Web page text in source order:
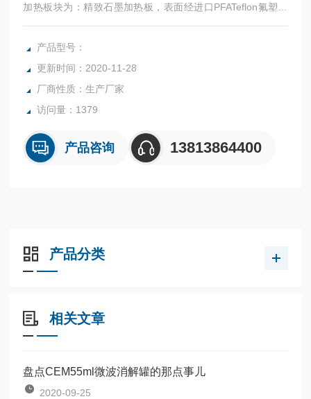
加热板块为：精致石墨加热板，表面经进口PFATeflon氟塑料
防腐不粘处理。
产品型号：
更新时间：2020-11-28
厂商性质：生产厂家
访问量：1379
产品咨询 13813864400
产品分类
相关文章
盘点CEM55ml微波消解罐的那点事儿
2020-09-25